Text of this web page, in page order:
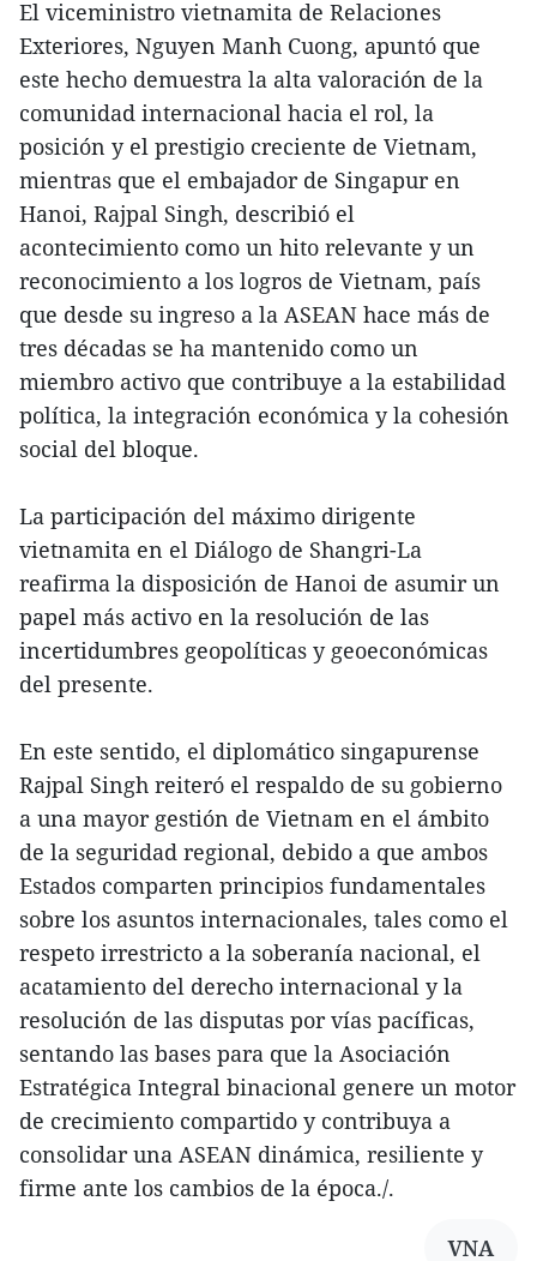
El viceministro vietnamita de Relaciones
Exteriores, Nguyen Manh Cuong, apuntó que
este hecho demuestra la alta valoración de la
comunidad internacional hacia el rol, la
posición y el prestigio creciente de Vietnam,
mientras que el embajador de Singapur en
Hanoi, Rajpal Singh, describió el
acontecimiento como un hito relevante y un
reconocimiento a los logros de Vietnam, país
que desde su ingreso a la ASEAN hace más de
tres décadas se ha mantenido como un
miembro activo que contribuye a la estabilidad
política, la integración económica y la cohesión
social del bloque.
La participación del máximo dirigente
vietnamita en el Diálogo de Shangri-La
reafirma la disposición de Hanoi de asumir un
papel más activo en la resolución de las
incertidumbres geopolíticas y geoeconómicas
del presente.
En este sentido, el diplomático singapurense
Rajpal Singh reiteró el respaldo de su gobierno
a una mayor gestión de Vietnam en el ámbito
de la seguridad regional, debido a que ambos
Estados comparten principios fundamentales
sobre los asuntos internacionales, tales como el
respeto irrestricto a la soberanía nacional, el
acatamiento del derecho internacional y la
resolución de las disputas por vías pacíficas,
sentando las bases para que la Asociación
Estratégica Integral binacional genere un motor
de crecimiento compartido y contribuya a
consolidar una ASEAN dinámica, resiliente y
firme ante los cambios de la época./.
VNA